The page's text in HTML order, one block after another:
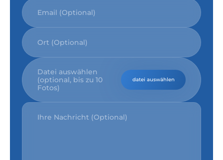
Datei auswählen
(optional, bis zu 10
Fotos)
datei auswählen